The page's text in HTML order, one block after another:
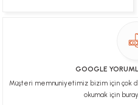
Mükemmel
GOOGLE
Müşteri memnuniyetimiz bizim için çok
okumak için